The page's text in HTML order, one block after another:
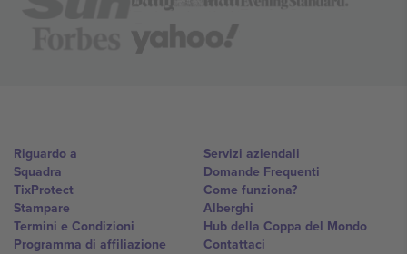
Riguardo a
Squadra
TixProtect
Stampare
Termini e Condizioni
Programma di affiliazione
Servizi aziendali
Domande Frequenti
Come funziona?
Alberghi
Hub della Coppa del Mondo
Contattaci